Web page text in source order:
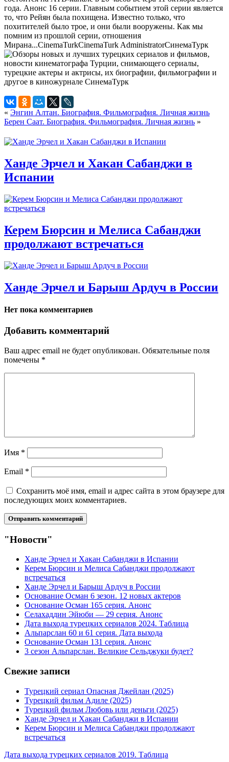
года. Анонс 16 серии. Главным событием этой серии является
то, что Рейян была похищена. Известно только, что
похитителей было трое, и они были вооружены. Как мы
помним из прошлой серии, отношения
Мирана...CinemaTurkCinemaTurk AdministratorСинемаТурк
« Энгин Алтан. Биография. Фильмография. Личная жизнь
Берен Саат. Биография. Фильмография. Личная жизнь »
Ханде Эрчел и Хакан Сабанджи в
Испании
Керем Бюрсин и Мелиса Сабанджи
продолжают встречаться
Ханде Эрчел и Барыш Ардуч в России
Нет пока комментариев
Добавить комментарий
Ваш адрес email не будет опубликован. Обязательные поля
помечены *
Имя *
Email *
Сохранить моё имя, email и адрес сайта в этом браузере для
последующих моих комментариев.
"Новости"
Ханде Эрчел и Хакан Сабанджи в Испании
Керем Бюрсин и Мелиса Сабанджи продолжают
встречаться
Ханде Эрчел и Барыш Ардуч в России
Основание Осман 6 зезон. 12 новых актеров
Основание Осман 165 серия. Анонс
Селахаддин Эйюби — 29 серия. Анонс
Дата выхода турецких сериалов 2024. Таблица
Альпарслан 60 и 61 серия. Дата выхода
Основание Осман 131 серия. Анонс
3 сезон Альпарслан. Великие Сельджуки будет?
Свежие записи
Турецкий сериал Опасная Джейлан (2025)
Турецкий фильм Адиле (2025)
Турецкий фильм Любовь или деньги (2025)
Ханде Эрчел и Хакан Сабанджи в Испании
Керем Бюрсин и Мелиса Сабанджи продолжают
встречаться
Дата выхода турецких сериалов 2019. Таблица